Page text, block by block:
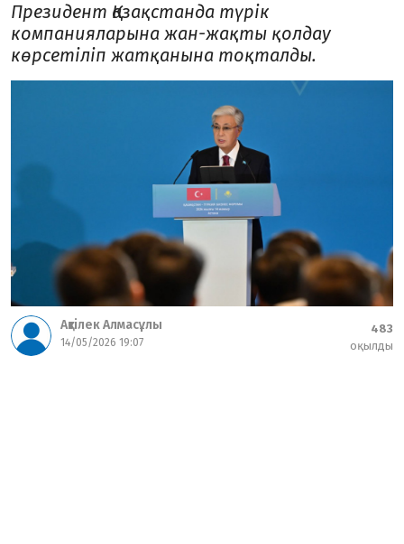
Президент Қазақстанда түрік
компанияларына жан-жақты қолдау
көрсетіліп жатқанына тоқталды.
Ақтілек Алмасұлы
14/05/2026 19:07
483
оқылды